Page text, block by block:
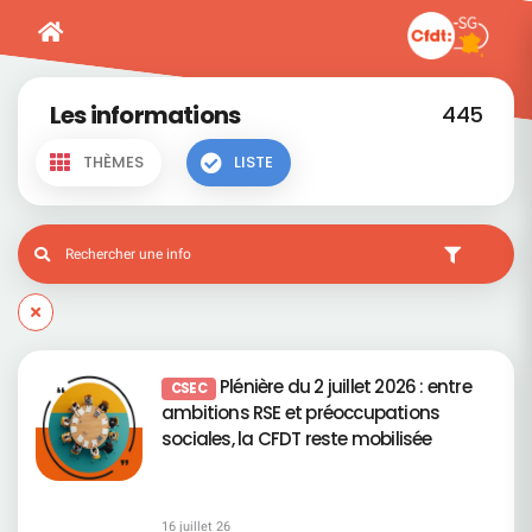
Les informations 445
THÈMES LISTE
CSEC Plénière du 2 juillet 2026 : entre
ambitions RSE et préoccupations
sociales, la CFDT reste mobilisée
16 juillet 26